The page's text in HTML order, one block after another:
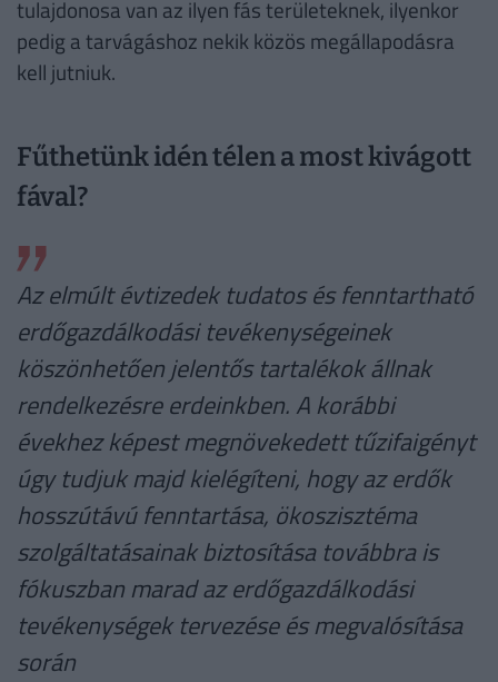
tulajdonosa van az ilyen fás területeknek, ilyenkor
pedig a tarvágáshoz nekik közös megállapodásra
kell jutniuk.
Fűthetünk idén télen a most kivágott
fával?
Az elmúlt évtizedek tudatos és fenntartható
erdőgazdálkodási tevékenységeinek
köszönhetően jelentős tartalékok állnak
rendelkezésre erdeinkben. A korábbi
évekhez képest megnövekedett tűzifaigényt
úgy tudjuk majd kielégíteni, hogy az erdők
hosszútávú fenntartása, ökoszisztéma
szolgáltatásainak biztosítása továbbra is
fókuszban marad az erdőgazdálkodási
tevékenységek tervezése és megvalósítása
során